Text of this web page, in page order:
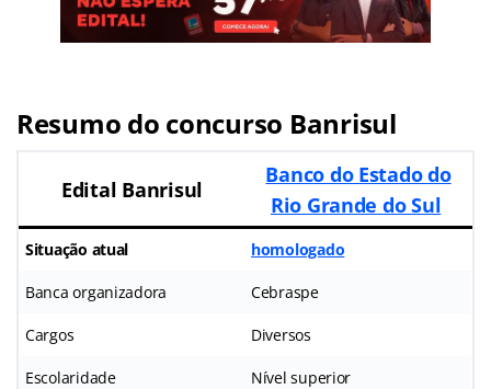
Resumo do concurso Banrisul
Edital Banrisul
Banco do Estado do
Rio Grande do Sul
Situação atual homologado
Banca organizadora Cebraspe
Cargos Diversos
Escolaridade Nível superior